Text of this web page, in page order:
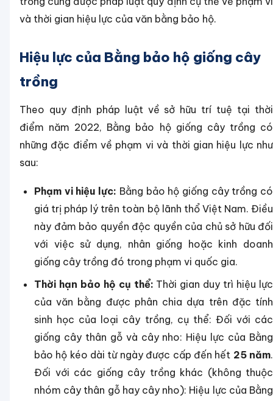
và thời gian hiệu lực của văn bằng bảo hộ.
Hiệu lực của Bằng bảo hộ giống cây
trồng
Theo quy định pháp luật về sở hữu trí tuệ tại thời
điểm năm 2022, Bằng bảo hộ giống cây trồng có
những đặc điểm về phạm vi và thời gian hiệu lực như
sau:
Phạm vi hiệu lực: Bằng bảo hộ giống cây trồng có
giá trị pháp lý trên toàn bộ lãnh thổ Việt Nam. Điều
này đảm bảo quyền độc quyền của chủ sở hữu đối
với việc sử dụng, nhân giống hoặc kinh doanh
giống cây trồng đó trong phạm vi quốc gia.
Thời hạn bảo hộ cụ thể: Thời gian duy trì hiệu lực
của văn bằng được phân chia dựa trên đặc tính
sinh học của loại cây trồng, cụ thể: Đối với các
giống cây thân gỗ và cây nho: Hiệu lực của Bằng
bảo hộ kéo dài từ ngày được cấp đến hết 25 năm.
Đối với các giống cây trồng khác (không thuộc
nhóm cây thân gỗ hay cây nho): Hiệu lực của Bằng